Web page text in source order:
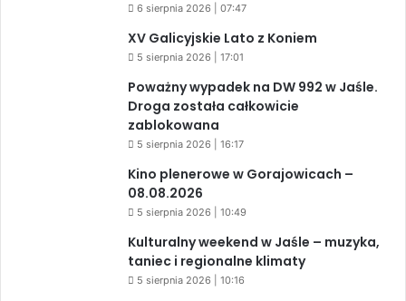
6 sierpnia 2026 | 07:47
XV Galicyjskie Lato z Koniem
5 sierpnia 2026 | 17:01
Poważny wypadek na DW 992 w Jaśle.
Droga została całkowicie
zablokowana
5 sierpnia 2026 | 16:17
Kino plenerowe w Gorajowicach –
08.08.2026
5 sierpnia 2026 | 10:49
Kulturalny weekend w Jaśle – muzyka,
taniec i regionalne klimaty
5 sierpnia 2026 | 10:16